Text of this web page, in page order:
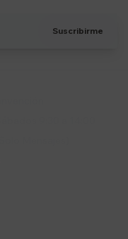
Suscribirme